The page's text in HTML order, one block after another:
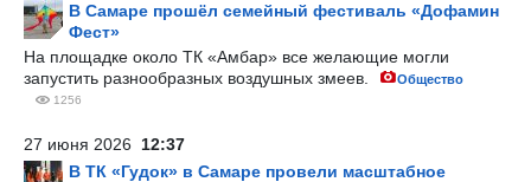
В Самаре прошёл семейный фестиваль «Дофамин
Фест»
На площадке около ТК «Амбар» все желающие могли
запустить разнообразных воздушных змеев.
Общество
1256
27 июня 2026 12:37
В ТК «Гудок» в Самаре провели масштабное